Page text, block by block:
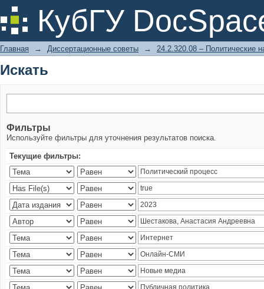
КубГУ
Искать
Главная → Диссертационные советы → 24.2.320.08 – Политические
Искать
Фильтры
Используйте фильтры для уточнения результатов поиска.
Текущие фильтры: